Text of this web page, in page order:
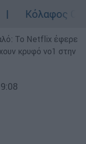
Κόλαφος
Το Netflix έφερε
κρυφό νο1 στην